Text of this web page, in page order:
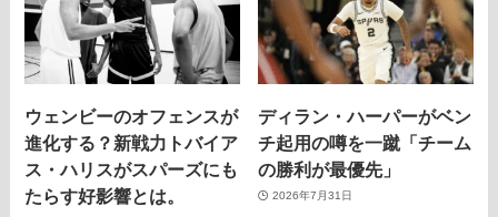
ウェンビーのオフェンスが
進化する？新戦力トバイア
ス・ハリスがスパーズにも
たらす好影響とは。
ディラン・ハーパーがベン
チ起用の噂を一蹴「チーム
の勝利が最優先」
2026年7月31日